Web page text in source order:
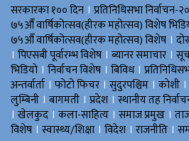
सरकारका १०० दिन । प्रतिनिधिसभा निर्वाचन-
७५औँ वार्षिकोत्सव(हीरक महोत्सव) विशेष
७५औँ वार्षिकोत्सव(हीरक महोत्सव) विशेष ।
। पिएसबी पूर्वारम्भ विशेष । ब्यानर समाचार ।
भिडियाे । निर्वाचन विशेष । बिविध।
अन्तर्वार्ता । फोटो फिचर । सुदुरपश्चिम । काेशी ।
लुम्बिनी । बागमती । प्रदेश । स्थानीय तह
। खेलकुद । कला-साहित्य । समाज प्रमुख ।
विशेष । स्वास्थ्य/शिक्षा । विदेश । राजनीति ।